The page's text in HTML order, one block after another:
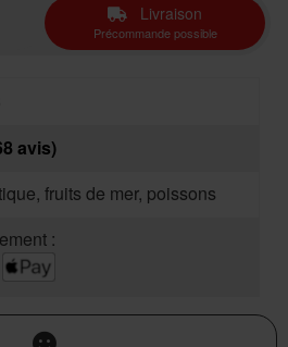
Livraison
Précommande possible
avis)
fruits de mer, poissons
: